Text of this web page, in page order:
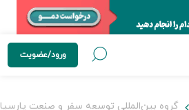
ورود/عضویت
گروه بین‌المللی توسعه سفر و صنعت